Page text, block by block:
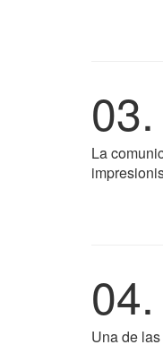
03.
La
04.
Una de